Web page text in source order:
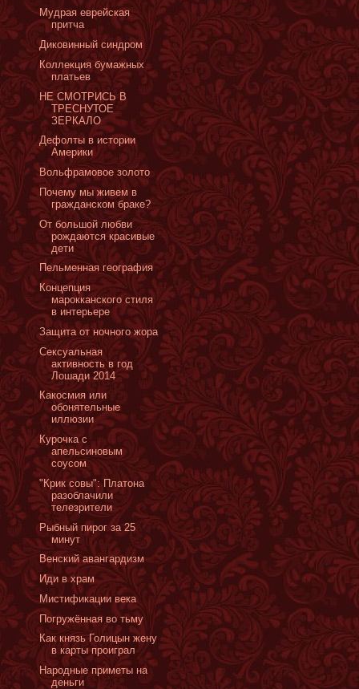
Мудрая еврейская
притча
Диковинный синдром
Коллекция бумажных
платьев
НЕ СМОТРИСЬ В
ТРЕСНУТОЕ
ЗЕРКАЛО
Дефолты в истории
Америки
Вольфрамовое золото
Почему мы живем в
гражданском браке?
От большой любви
рождаются красивые
дети
Пельменная география
Концепция
марокканского стиля
в интерьере
Защита от ночного жора
Сексуальная
активность в год
Лошади 2014
Какосмия или
обонятельные
иллюзии
Курочка с
апельсиновым
соусом
"Крик совы": Платона
разоблачили
телезрители
Рыбный пирог за 25
минут
Венский авангардизм
Иди в храм
Мистификации века
Погружённая во тьму
Как князь Голицын жену
в карты проиграл
Народные приметы на
деньги